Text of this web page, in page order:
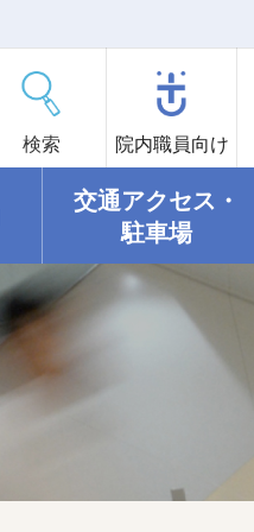
検索 院内職員向け
交通アクセス・
駐車場